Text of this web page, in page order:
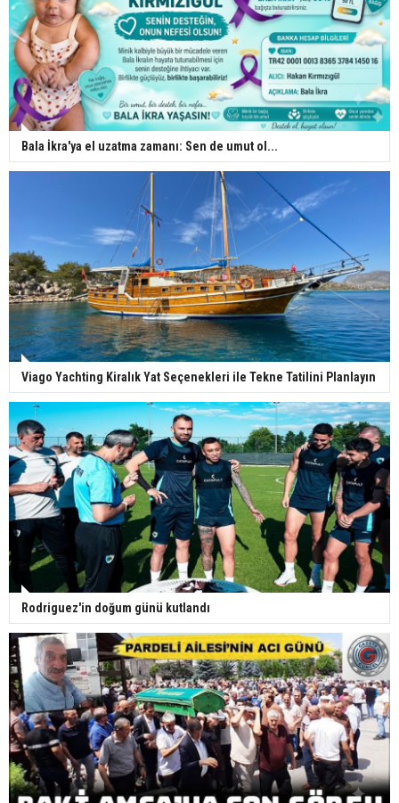
Bala İkra'ya el uzatma zamanı: Sen de umut ol...
Viago Yachting Kiralık Yat Seçenekleri ile Tekne Tatilini Planlayın
Rodriguez'in doğum günü kutlandı